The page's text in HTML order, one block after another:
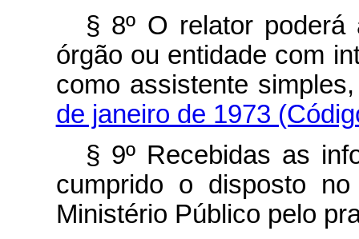
§ 8º O relator poderá
órgão ou entidade com
como assistente
de janeiro de 1973
§ 9º Recebidas as
cumprido o disposto
Ministério Público pelo